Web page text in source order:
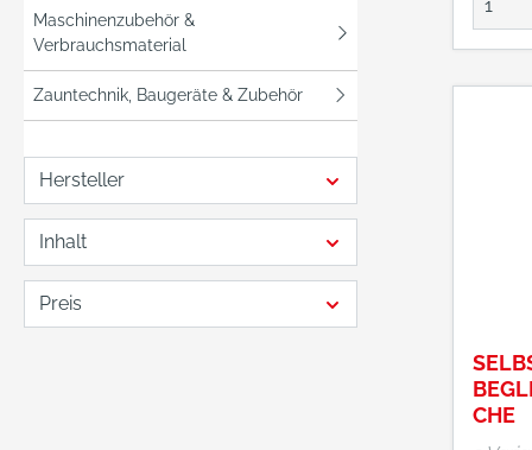
Maschinenzubehör &
Verbrauchsmaterial
Zauntechnik, Baugeräte & Zubehör
Hersteller
Inhalt
Preis
des
CHE